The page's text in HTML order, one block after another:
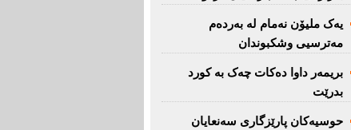
یەک ملیۆن نەمام لە بەردەم
مەترسیی وشکبوندان
بریمه‌ر داوا دەکات چەک بە کورد
بدرێت
حوسیەکان پارێزگارى سەنعایان